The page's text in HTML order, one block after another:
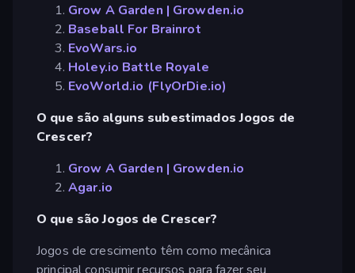
Grow A Garden | Growden.io
Baseball For Brainrot
EvoWars.io
Holey.io Battle Royale
EvoWorld.io (FlyOrDie.io)
O que são alguns subestimados Jogos de
Crescer?
Grow A Garden | Growden.io
Agar.io
O que são Jogos de Crescer?
Jogos de crescimento têm como mecânica